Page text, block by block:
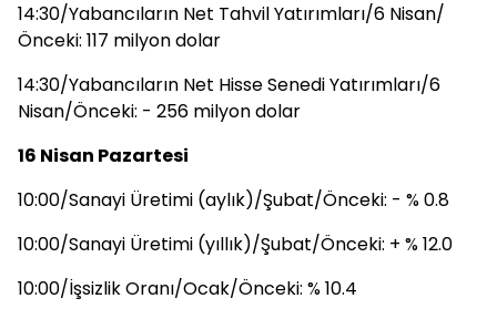
14:30/Yabancıların Net Tahvil Yatırımları/6 Nisan/
Önceki: 117 milyon dolar
14:30/Yabancıların Net Hisse Senedi Yatırımları/6
Nisan/Önceki: - 256 milyon dolar
16 Nisan Pazartesi
10:00/Sanayi Üretimi (aylık)/Şubat/Önceki: - % 0.8
10:00/Sanayi Üretimi (yıllık)/Şubat/Önceki: + % 12.0
10:00/İşsizlik Oranı/Ocak/Önceki: % 10.4